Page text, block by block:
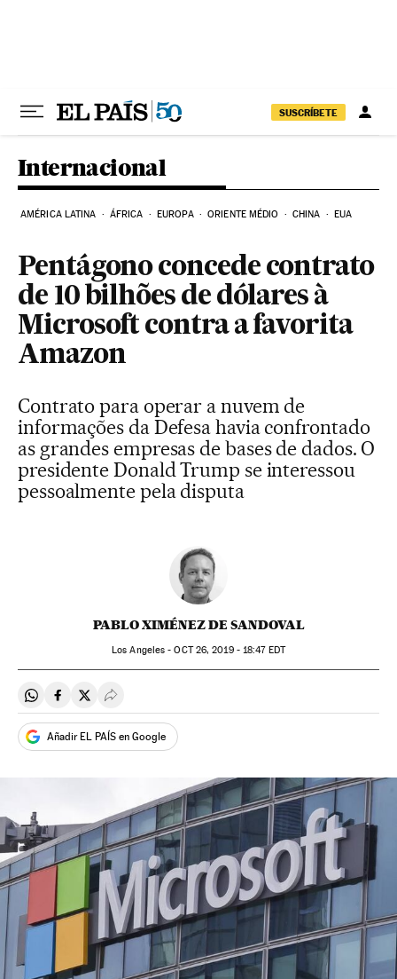
SUSCRÍBETE
Internacional
AMÉRICA LATINA ÁFRICA EUROPA ORIENTE MÉDIO CHINA EUA
Pentágono concede contrato
de 10 bilhões de dólares à
Microsoft contra a favorita
Amazon
Contrato para operar a nuvem de
informações da Defesa havia confrontado
as grandes empresas de bases de dados. O
presidente Donald Trump se interessou
pessoalmente pela disputa
PABLO XIMÉNEZ DE SANDOVAL
Los Angeles -OCT26, 2019 - 18:47EDT
Compartir en Whatsapp
Compartir en Facebook
Compartir en Twitter
Desplegar Redes Sociales
Añadir EL PAÍS en Google